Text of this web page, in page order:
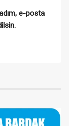
e-posta